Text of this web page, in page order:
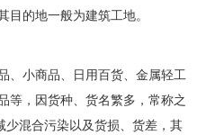
的地一般为建筑工地。
、小商品、日用百货、金属轻工
等，因货种、货名繁多，常称之
少混合污染以及货损、货差，其